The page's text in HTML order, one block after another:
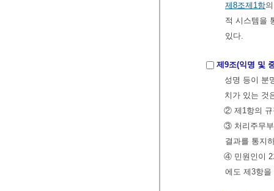
제8조제1항
적 시스템을
있다.
제9조(익명 및
성명 등이 분
치가 있는 것
② 제1항의 규
③ 처리주무부
결과를 통지
④ 민원인이 2
에도 제3항